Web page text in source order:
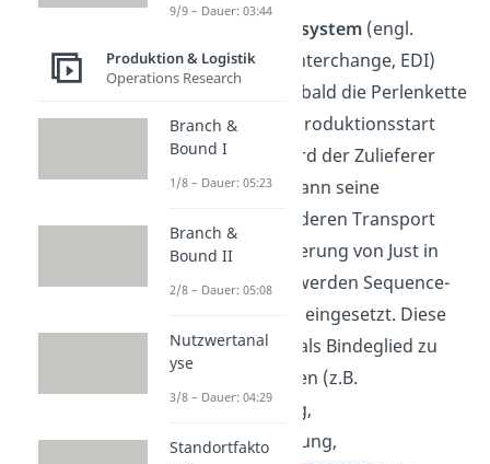
Datenaustauschsystem (engl.
electronic data interchange, EDI)
unabdingbar. Sobald die Perlenkette
einige Tage vor Produktionsstart
festgelegt ist, wird der Zulieferer
informiert und kann seine
Produktion und deren Transport
planen. Zur Steuerung von Just in
time Prozessen werden Sequence-
Inlining-Systeme eingesetzt. Diese
Systeme dienen als Bindeglied zu
anderen Systemen (z.B.
Montageplanung,
Transportsteuerung,
9/9 – Dauer: 03:44
Produktion & Logistik
Operations Research
Branch &
Bound I
1/8 – Dauer: 05:23
Branch &
Bound II
2/8 – Dauer: 05:08
Nutzwertanal
yse
3/8 – Dauer: 04:29
Standortfakto